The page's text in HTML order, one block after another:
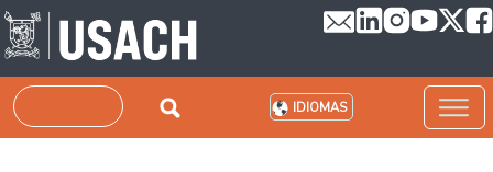
Pasar al contenido principal
Buscar IDIOMAS